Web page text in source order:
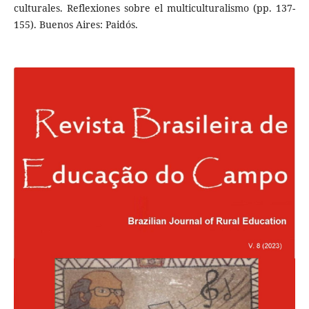
culturales. Reflexiones sobre el multiculturalismo (pp. 137-
155). Buenos Aires: Paidós.